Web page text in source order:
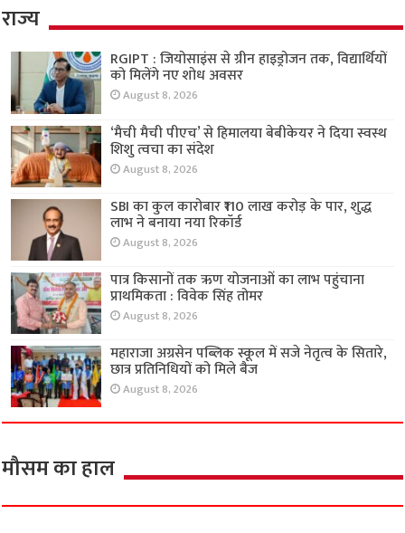
राज्य
RGIPT : जियोसाइंस से ग्रीन हाइड्रोजन तक, विद्यार्थियों
को मिलेंगे नए शोध अवसर
August 8, 2026
‘मैची मैची पीएच’ से हिमालया बेबीकेयर ने दिया स्वस्थ
शिशु त्वचा का संदेश
August 8, 2026
SBI का कुल कारोबार ₹110 लाख करोड़ के पार, शुद्ध
लाभ ने बनाया नया रिकॉर्ड
August 8, 2026
पात्र किसानों तक ऋण योजनाओं का लाभ पहुंचाना
प्राथमिकता : विवेक सिंह तोमर
August 8, 2026
महाराजा अग्रसेन पब्लिक स्कूल में सजे नेतृत्व के सितारे,
छात्र प्रतिनिधियों को मिले बैज
August 8, 2026
मौसम का हाल